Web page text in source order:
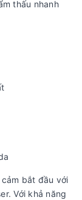
thấu nhanh
bắt đầu với
Với khả năng